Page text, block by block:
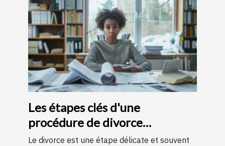
Les étapes clés d'une
procédure de divorce
expliquées simplement
Le divorce est une étape délicate et souvent